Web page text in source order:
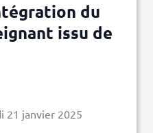
du
issu de
21 janvier 2025